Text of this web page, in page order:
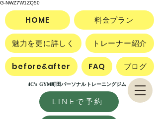
G-NWZ7W1ZQ50
LINEで予約
4C's GYM町田パーソナルトレーニングジム
HOME 料金プラン
魅力を更に詳しく トレーナー紹介
before&after FAQ ブログ